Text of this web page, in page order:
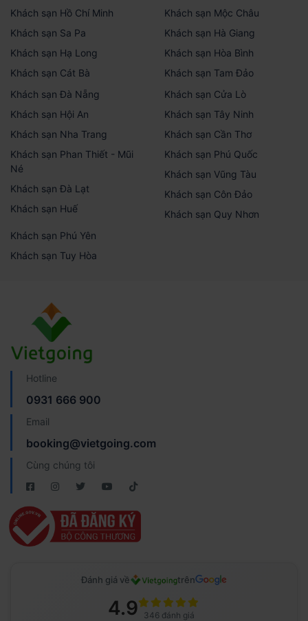
Khách sạn Hồ Chí Minh
Khách sạn Sa Pa
Khách sạn Hạ Long
Khách sạn Cát Bà
Khách sạn Mộc Châu
Khách sạn Hà Giang
Khách sạn Hòa Bình
Khách sạn Tam Đảo
Khách sạn Đà Nẵng
Khách sạn Hội An
Khách sạn Nha Trang
Khách sạn Phan Thiết - Mũi
Né
Khách sạn Đà Lạt
Khách sạn Huế
Khách sạn Cửa Lò
Khách sạn Tây Ninh
Khách sạn Cần Thơ
Khách sạn Phú Quốc
Khách sạn Vũng Tàu
Khách sạn Côn Đảo
Khách sạn Quy Nhơn
Khách sạn Phú Yên
Khách sạn Tuy Hòa
Hotline
0931 666 900
Email
booking@vietgoing.com
Cùng chúng tôi
Đánh giá về trên
4.9 346 đánh giá